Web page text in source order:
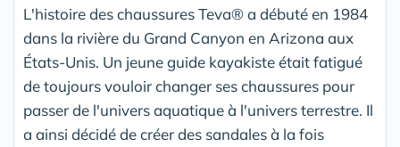
L'histoire des chaussures Teva® a débuté en 1984
dans la rivière du Grand Canyon en Arizona aux
États-Unis. Un jeune guide kayakiste était fatigué
de toujours vouloir changer ses chaussures pour
passer de l'univers aquatique à l'univers terrestre. Il
a ainsi décidé de créer des sandales à la fois